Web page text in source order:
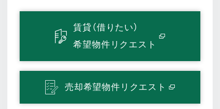
賃貸（借りたい）
希望物件リクエスト
売却希望物件リクエスト